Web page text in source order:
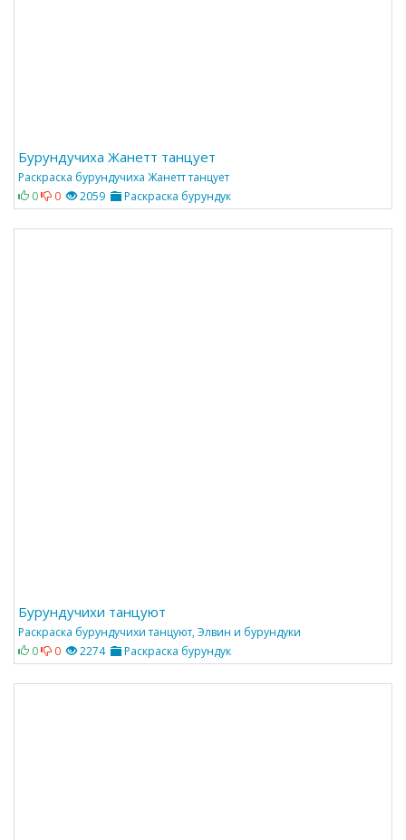
Бурундучиха Жанетт танцует
Раскраска бурундучиха Жанетт танцует
0
0 2059 Раскраска бурундук
Бурундучихи танцуют
Раскраска бурундучихи танцуют, Элвин и бурундуки
0
0 2274 Раскраска бурундук